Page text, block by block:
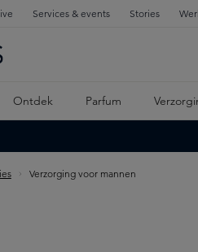
Services & events Stories
Ontdek Parfum
Verzorging voor mannen